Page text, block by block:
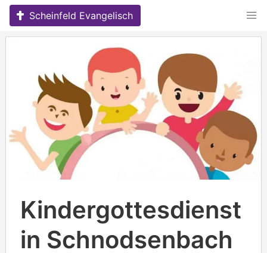
Skip
content
Scheinfeld Evangelisch
Kindergottesdienst
in Schnodsenbach